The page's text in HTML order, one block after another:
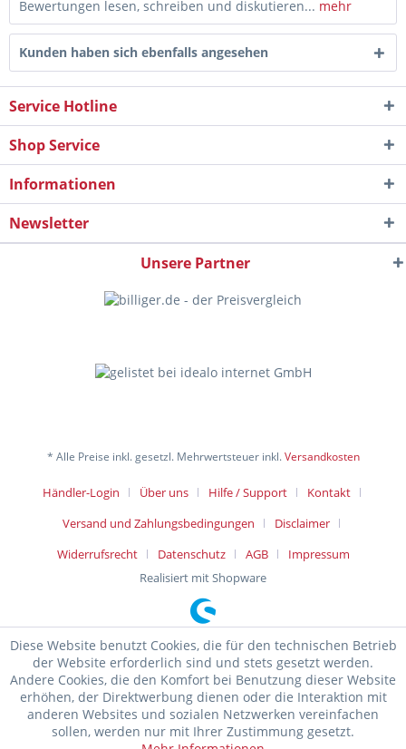
Bewertungen lesen, schreiben und diskutieren... mehr
Kunden haben sich ebenfalls angesehen
Service Hotline
Shop Service
Informationen
Newsletter
Unsere Partner
* Alle Preise inkl. gesetzl. Mehrwertsteuer inkl.Versandkosten
Händler-Login Über uns Hilfe / Support
Kontakt
Versand und Zahlungsbedingungen
Disclaimer
Widerrufsrecht
Datenschutz AGB
Impressum
Realisiert mit Shopware
Diese Website benutzt Cookies, die für den technischen Betrieb
der Website erforderlich sind und stets gesetzt werden.
Andere Cookies, die den Komfort bei Benutzung dieser Website
erhöhen, der Direktwerbung dienen oder die Interaktion mit
anderen Websites und sozialen Netzwerken vereinfachen
sollen, werden nur mit Ihrer Zustimmung gesetzt.